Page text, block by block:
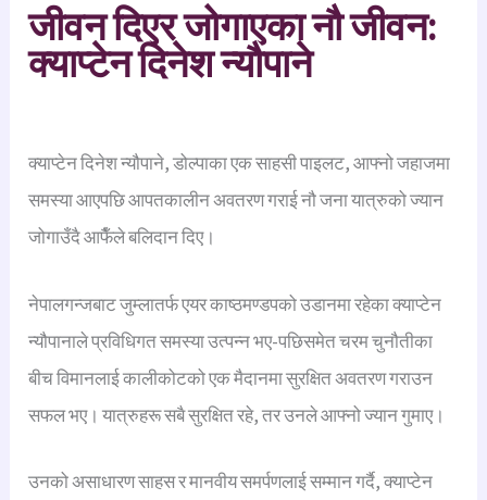
जीवन दिएर जोगाएका नौ जीवन:
क्याप्टेन दिनेश न्यौपाने
क्याप्टेन दिनेश न्यौपाने, डोल्पाका एक साहसी पाइलट, आफ्नो जहाजमा
समस्या आएपछि आपतकालीन अवतरण गराई नौ जना यात्रुको ज्यान
जोगाउँदै आफैँले बलिदान दिए।
नेपालगन्जबाट जुम्लातर्फ एयर काष्ठमण्डपको उडानमा रहेका क्याप्टेन
न्यौपानाले प्रविधिगत समस्या उत्पन्न भए-पछिसमेत चरम चुनौतीका
बीच विमानलाई कालीकोटको एक मैदानमा सुरक्षित अवतरण गराउन
सफल भए। यात्रुहरू सबै सुरक्षित रहे, तर उनले आफ्नो ज्यान गुमाए।
उनको असाधारण साहस र मानवीय समर्पणलाई सम्मान गर्दै, क्याप्टेन